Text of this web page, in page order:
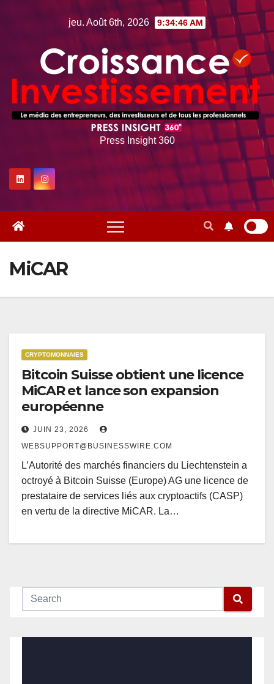
jeu. Août 6th, 2026 9:34:47 AM
Press Insight 360
MiCAR
CRYPTOMONNAIES
Bitcoin Suisse obtient une licence
MiCAR et lance son expansion
européenne
JUIN 23, 2026
WEBSUPPORT@BUSINESSWIRE.COM
L’Autorité des marchés financiers du Liechtenstein a
octroyé à Bitcoin Suisse (Europe) AG une licence de
prestataire de services liés aux cryptoactifs (CASP)
en vertu de la directive MiCAR. La…